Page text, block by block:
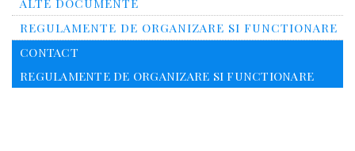
REGULAMENTE DE ORGANIZARE SI FUNCTIONARE
CONTACT
REGULAMENTE DE ORGANIZARE SI FUNCTIONARE